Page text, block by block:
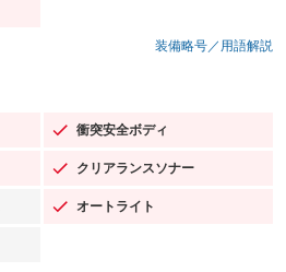
装備略号／用語解説
衝突安全ボディ
：装備あり
クリアランスソナー
：装備あり
オートライト
：装備あり